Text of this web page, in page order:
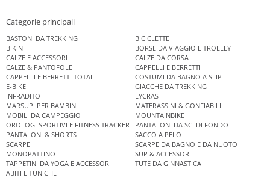
Categorie principali
BASTONI DA TREKKING
BICICLETTE
BIKINI
BORSE DA VIAGGIO E TROLLEY
CALZE E ACCESSORI
CALZE DA CORSA
CALZE & PANTOFOLE
CAPPELLI E BERRETTI
CAPPELLI E BERRETTI TOTALI
COSTUMI DA BAGNO A SLIP
E-BIKE
GIACCHE DA TREKKING
INFRADITO
LYCRAS
MARSUPI PER BAMBINI
MATERASSINI & GONFIABILI
MOBILI DA CAMPEGGIO
MOUNTAINBIKE
OROLOGI SPORTIVI E FITNESS TRACKER
PANTALONI DA SCI DI FONDO
PANTALONI & SHORTS
SACCO A PELO
SCARPE
SCARPE DA BAGNO E DA NUOTO
MONOPATTINO
SUP & ACCESSORI
TAPPETINI DA YOGA E ACCESSORI
TUTE DA GINNASTICA
ABITI E TUNICHE